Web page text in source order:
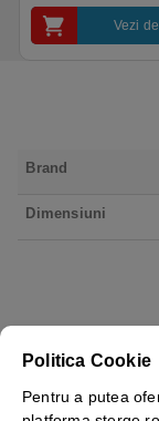
Vezi
Brand
Dimensiuni
Politica Cookie
Pentru a putea